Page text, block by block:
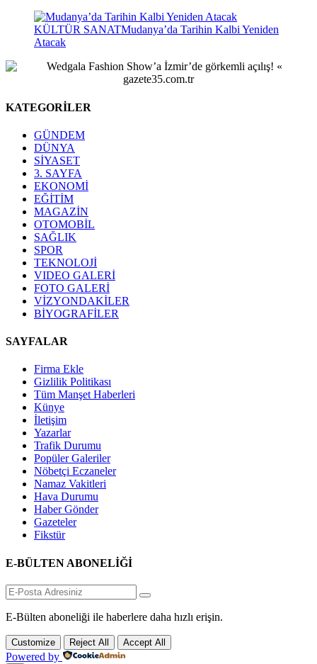
KÜLTÜR SANATMudanya’da Tarihin Kalbi Yeniden
Atacak
KATEGORİLER
GÜNDEM
DÜNYA
SİYASET
3. SAYFA
EKONOMİ
EĞİTİM
MAGAZİN
OTOMOBİL
SAĞLIK
SPOR
TEKNOLOJİ
VIDEO GALERİ
FOTO GALERİ
VİZYONDAKİLER
BİYOGRAFİLER
SAYFALAR
Firma Ekle
Gizlilik Politikası
Tüm Manşet Haberleri
Künye
İletişim
Yazarlar
Trafik Durumu
Popüler Galeriler
Nöbetçi Eczaneler
Namaz Vakitleri
Hava Durumu
Haber Gönder
Gazeteler
Fikstür
E-BÜLTEN ABONELİĞİ
E-Bülten aboneliği ile haberlere daha hızlı erişin.
Customize Reject All Accept All
Powered by